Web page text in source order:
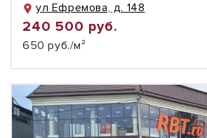
ул Ефремова, д. 148
240 500 руб.
650 руб./м²